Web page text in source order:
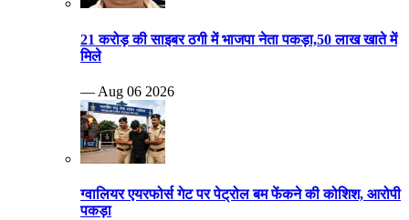
21 करोड़ की साइबर ठगी में भाजपा नेता पकड़ा,50 लाख खाते में
मिले
— Aug 06 2026
ग्वालियर एयरफोर्स गेट पर पेट्रोल बम फेंकने की कोशिश, आरोपी
पकड़ा